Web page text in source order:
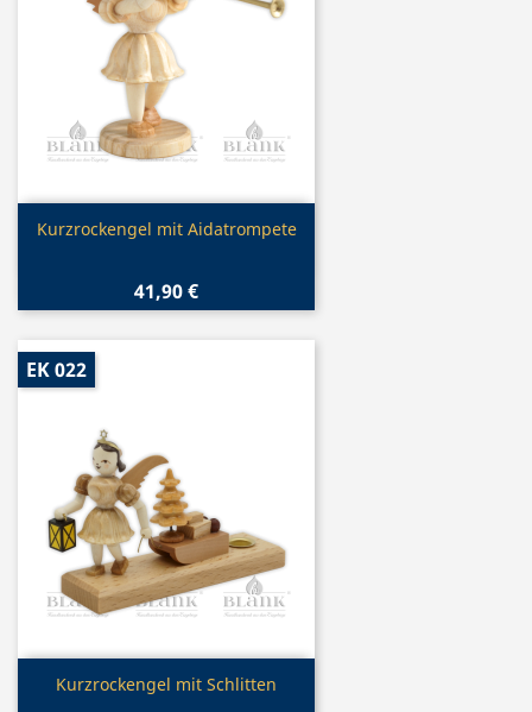
Vorschau
Kurzrockengel mit Aidatrompete
41,90 €
Vorschau
Kurzrockengel mit Schlitten
EK 022